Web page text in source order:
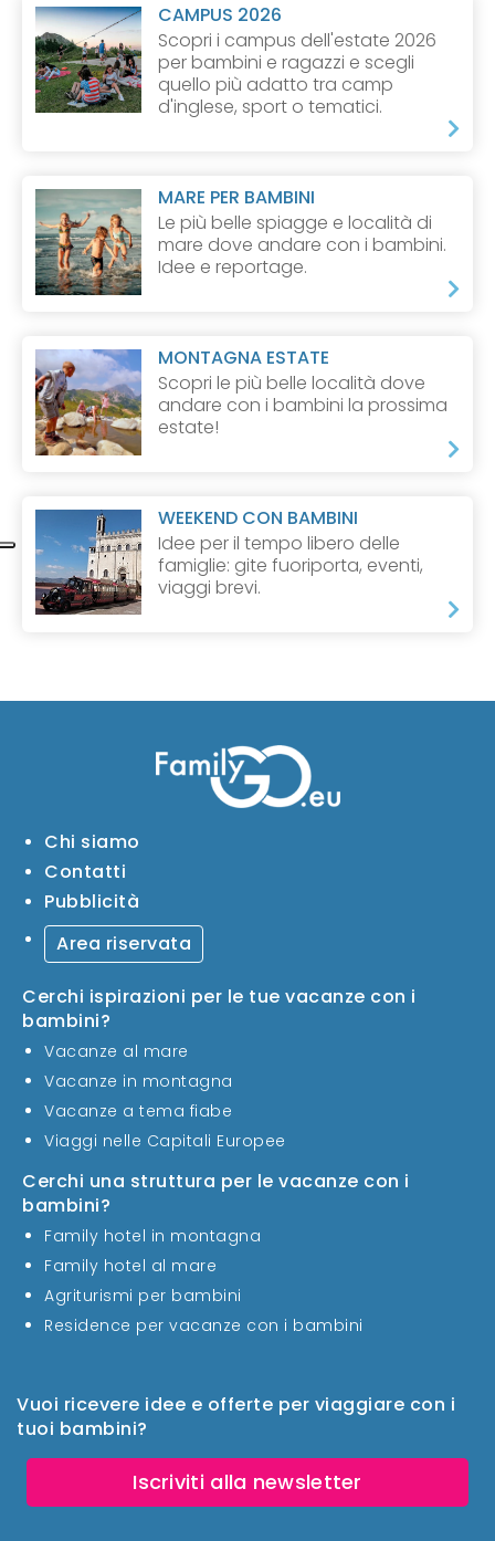
CAMPUS 2026
Scopri i campus dell'estate 2026
per bambini e ragazzi e scegli
quello più adatto tra camp
d'inglese, sport o tematici.
MARE PER BAMBINI
Le più belle spiagge e località di
mare dove andare con i bambini.
Idee e reportage.
MONTAGNA ESTATE
Scopri le più belle località dove
andare con i bambini la prossima
estate!
WEEKEND CON BAMBINI
Idee per il tempo libero delle
famiglie: gite fuoriporta, eventi,
viaggi brevi.
Vuoi ricevere idee e offerte per viaggiare con i
tuoi bambini?
Iscriviti alla newsletter
Chi siamo
Contatti
Pubblicità
Area riservata
Cerchi ispirazioni per le tue vacanze con i
bambini?
Vacanze al mare
Vacanze in montagna
Vacanze a tema fiabe
Viaggi nelle Capitali Europee
Cerchi una struttura per le vacanze con i
bambini?
Family hotel in montagna
Family hotel al mare
Agriturismi per bambini
Residence per vacanze con i bambini